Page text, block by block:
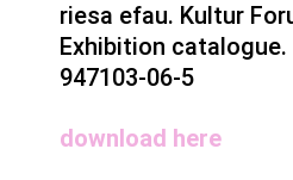
riesa efau. Kultur
Exhibition catalogue.
947103-06-5
download here